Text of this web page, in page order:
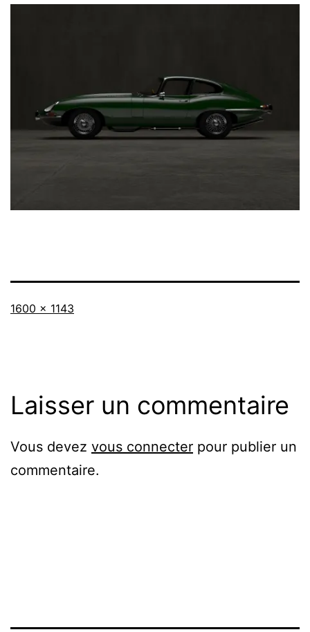
Taille
1600 × 1143
Laisser un commentaire
Vous devez vous connecter pour publier un
commentaire.